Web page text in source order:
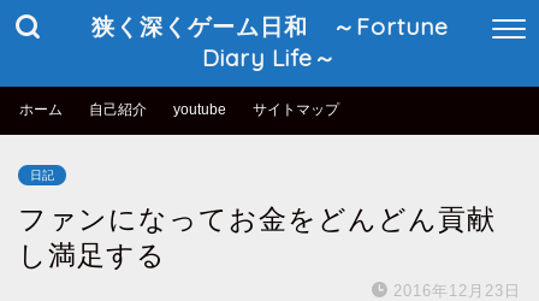
狭く深くゲーム日和 ～Fortune
Diary Life～
ホーム 自己紹介 youtube サイトマップ
日記
ファンになってお金をどんどん貢献
し満足する
2016年12月23日